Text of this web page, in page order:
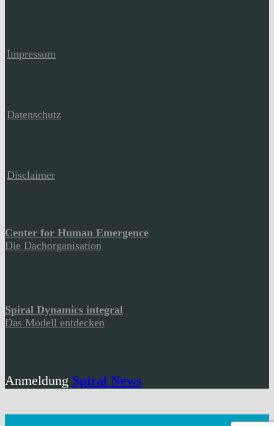
Impressum
Datenschutz
Disclaimer
Center for Human Emergence
Die Dachorganisation
Spiral Dynamics integral
Das Modell entdecken
Anmeldung Spiral News